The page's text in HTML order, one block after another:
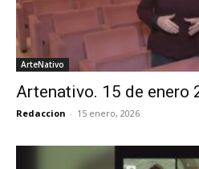
ArteNativo
Artenativo. 15 de enero
Redaccion - 15 enero, 2026